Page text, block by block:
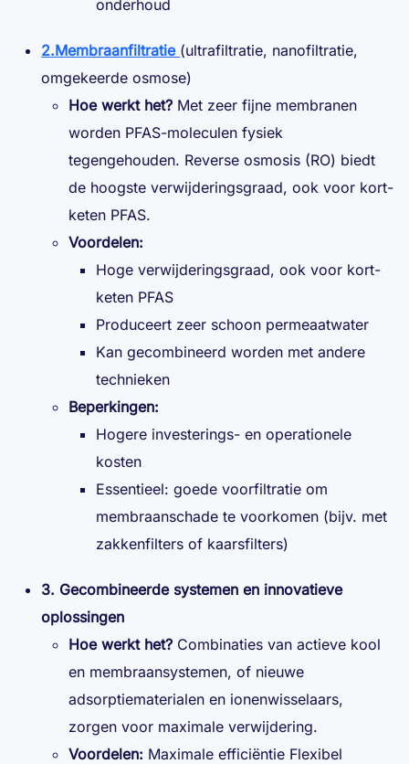
onderhoud
2.Membraanfiltratie (ultrafiltratie, nanofiltratie,
omgekeerde osmose)
Hoe werkt het? Met zeer fijne membranen
worden PFAS-moleculen fysiek
tegengehouden. Reverse osmosis (RO) biedt
de hoogste verwijderingsgraad, ook voor kort-
keten PFAS.
Voordelen:
Hoge verwijderingsgraad, ook voor kort-
keten PFAS
Produceert zeer schoon permeaatwater
Kan gecombineerd worden met andere
technieken
Beperkingen:
Hogere investerings- en operationele
kosten
Essentieel: goede voorfiltratie om
membraanschade te voorkomen (bijv. met
zakkenfilters of kaarsfilters)
3. Gecombineerde systemen en innovatieve
oplossingen
Hoe werkt het? Combinaties van actieve kool
en membraansystemen, of nieuwe
adsorptiematerialen en ionenwisselaars,
zorgen voor maximale verwijdering.
Voordelen: Maximale efficiëntie Flexibel